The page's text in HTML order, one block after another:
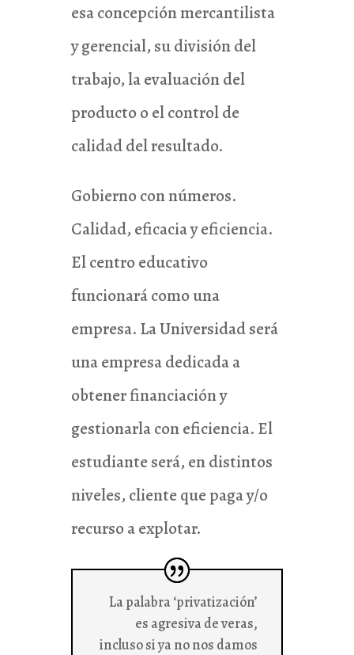
esa concepción mercantilista
y gerencial, su división del
trabajo, la evaluación del
producto o el control de
calidad del resultado.
Gobierno con números.
Calidad, eficacia y eficiencia.
El centro educativo
funcionará como una
empresa. La Universidad será
una empresa dedicada a
obtener financiación y
gestionarla con eficiencia. El
estudiante será, en distintos
niveles, cliente que paga y/o
recurso a explotar.
La palabra ‘privatización’
es agresiva de veras,
incluso si ya no nos damos